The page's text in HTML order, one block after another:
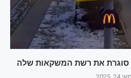
סוגרת את רשת המשקאות שלה